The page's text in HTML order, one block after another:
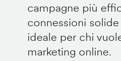
campagne più
connessioni
ideale per chi
marketing online.